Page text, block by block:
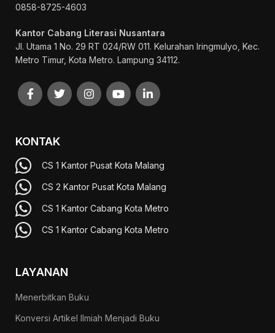
0858-8725-4603
Kantor Cabang Literasi Nusantara
Jl. Utama 1 No. 29 RT 024/RW 011. Kelurahan Iringmulyo, Kec.
Metro Timur, Kota Metro. Lampung 34112.
KONTAK
CS 1 Kantor Pusat Kota Malang
CS 2 Kantor Pusat Kota Malang
CS 1 Kantor Cabang Kota Metro
CS 1 Kantor Cabang Kota Metro
LAYANAN
Menerbitkan Buku
Konversi Artikel Ilmiah Menjadi Buku